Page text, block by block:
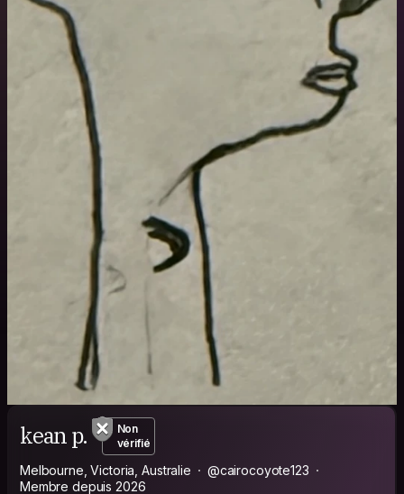
kean p.
Non
vérifié
Melbourne, Victoria, Australie
@cairocoyote123
Membre depuis 2026